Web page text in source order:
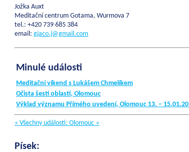
Jožka Auxt
Meditační centrum Gotama, Wurmova 7
tel.: +420 739 685 384
email: gjaco.j@gmail.com
Minulé události
Meditační víkend s Lukášem Chmelíkem
Očista šesti oblastí, Olomouc
Výklad významu Přímého uvedení, Olomouc 13. –
» Všechny události: Olomouc »
Písek: